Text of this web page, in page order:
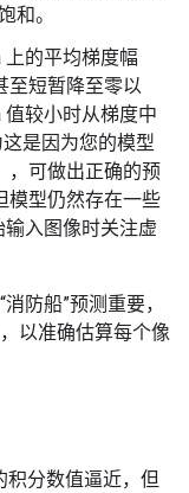
和。
上的平均梯度幅
至短暂降至零以
较小时从梯度中
是因为您的模型
，可做出正确的预
模型仍然存在一些
入图像时关注虚
防船”预测重要，
以准确估算每个像
积分数值逼近，但